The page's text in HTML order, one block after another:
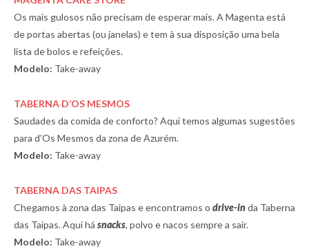
Os mais gulosos não precisam de esperar mais. A Magenta está
de portas abertas (ou janelas) e tem à sua disposição uma bela
lista de bolos e refeições.
Modelo: Take-away
TABERNA D’OS MESMOS
Saudades da comida de conforto? Aqui temos algumas sugestões
para d’Os Mesmos da zona de Azurém.
Modelo: Take-away
TABERNA DAS TAIPAS
Chegamos à zona das Taipas e encontramos o drive-inda Taberna
das Taipas. Aqui há snacks, polvo e nacos sempre a sair.
Modelo: Take-away